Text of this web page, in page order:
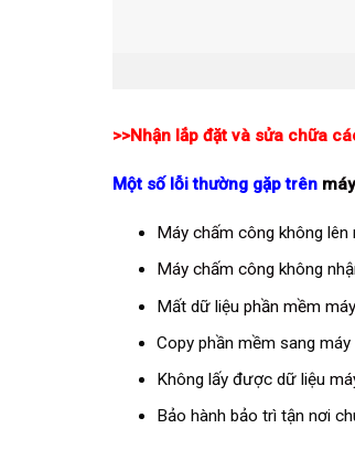
>>Nhận lắp đặt và sửa chữa
Một số lỗi thường gặp trên
Máy chấm côngkhông lên
Máy chấm côngkhông
Mất dữ liệu phần mềm
Copy phần mềm sang
Không lấy được dữ liệu
Bảo hành bảo trì tận nơi